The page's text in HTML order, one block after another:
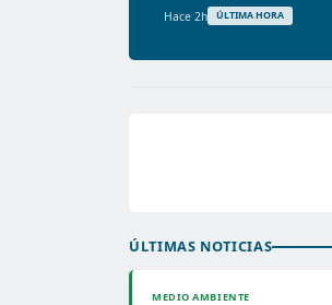
Hace 2h ÚLTIMA HORA
ÚLTIMAS NOTICIAS
MEDIO AMBIENTE